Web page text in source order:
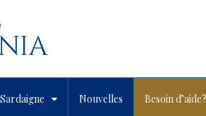
Nouvelles Besoin d’aide?